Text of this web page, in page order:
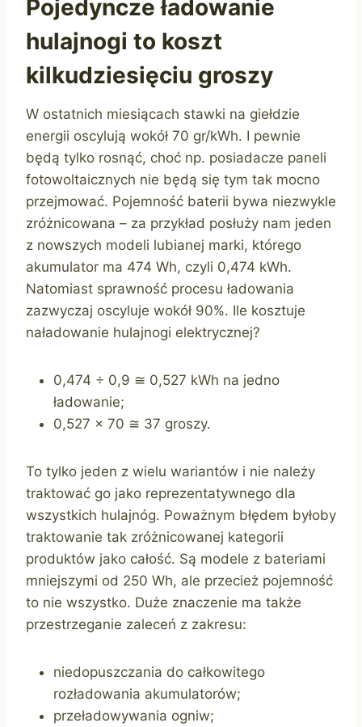
Pojedyncze ładowanie
hulajnogi to koszt
kilkudziesięciu groszy
W ostatnich miesiącach stawki na giełdzie
energii oscylują wokół 70 gr/kWh. I pewnie
będą tylko rosnąć, choć np. posiadacze paneli
fotowoltaicznych nie będą się tym tak mocno
przejmować. Pojemność baterii bywa niezwykle
zróżnicowana – za przykład posłuży nam jeden
z nowszych modeli lubianej marki, którego
akumulator ma 474 Wh, czyli 0,474 kWh.
Natomiast sprawność procesu ładowania
zazwyczaj oscyluje wokół 90%. Ile kosztuje
naładowanie hulajnogi elektrycznej?
0,474 ÷ 0,9 ≅ 0,527 kWh na jedno
ładowanie;
0,527 × 70 ≅ 37 groszy.
To tylko jeden z wielu wariantów i nie należy
traktować go jako reprezentatywnego dla
wszystkich hulajnóg. Poważnym błędem byłoby
traktowanie tak zróżnicowanej kategorii
produktów jako całość. Są modele z bateriami
mniejszymi od 250 Wh, ale przecież pojemność
to nie wszystko. Duże znaczenie ma także
przestrzeganie zaleceń z zakresu:
niedopuszczania do całkowitego
rozładowania akumulatorów;
przeładowywania ogniw;